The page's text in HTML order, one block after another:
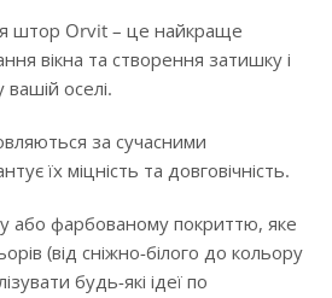
штор Orvit – це найкраще
вікна та створення затишку і
оселі.
за сучасними
їх міцність та довговічність.
або фарбованому покриттю, яке
(від сніжно-білого до кольору
будь-які ідеї по